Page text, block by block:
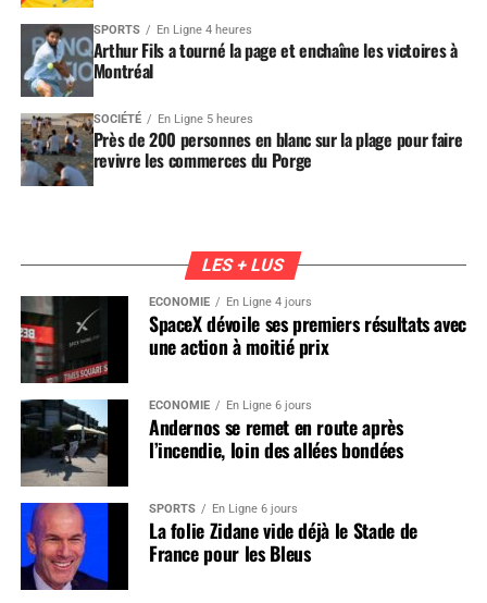
SPORTS En Ligne 4 heures
Arthur Fils a tourné la page et enchaîne les victoires à
Montréal
SOCIÉTÉ En Ligne 5 heures
Près de 200 personnes en blanc sur la plage pour faire
revivre les commerces du Porge
LES + LUS
ÉCONOMIE En Ligne 4 jours
SpaceX dévoile ses premiers résultats avec
une action à moitié prix
ÉCONOMIE En Ligne 6 jours
Andernos se remet en route après
l’incendie, loin des allées bondées
SPORTS En Ligne 6 jours
La folie Zidane vide déjà le Stade de
France pour les Bleus